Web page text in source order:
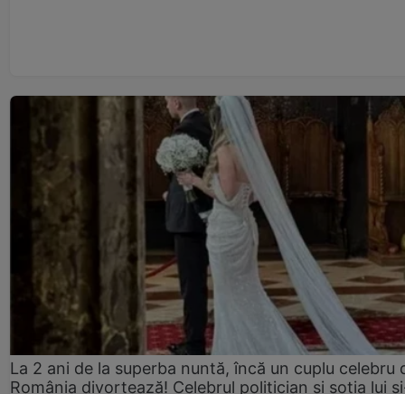
La 2 ani de la superba nuntă, încă un cuplu celebru
România divorțează! Celebrul politician și soția lui